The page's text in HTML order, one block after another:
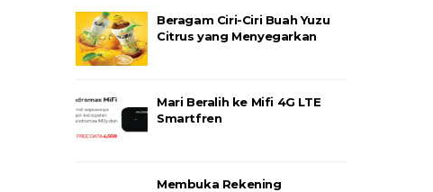
Beragam Ciri-Ciri Buah Yuzu
Citrus yang Menyegarkan
Mari Beralih ke Mifi 4G LTE
Smartfren
Membuka Rekening